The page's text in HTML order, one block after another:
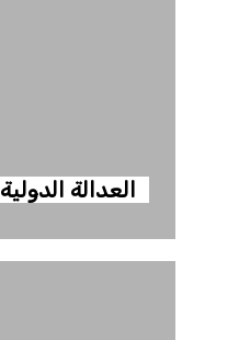
العدالة الدولية